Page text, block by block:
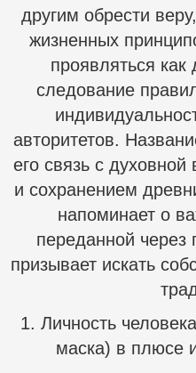
другим обрести
жизненных
проявляться
следование
авторитетов.
его связь с
и сохранением
напоминает о
переданной через
призывает искать
1. Личность
маска) в плюсе